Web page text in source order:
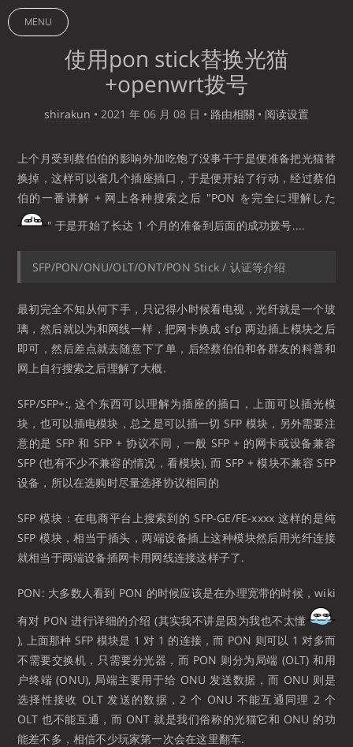
MENU
使用pon stick替换光猫
+openwrt拨号
shirakun • 2021 年 06 月 08 日 • 路由相關 • 阅读设置
上个月受到蔡伯伯的影响外加吃饱了没事干于是便准备把光猫替
换掉，这样可以省几个插座插口，于是便开始了行动，经过蔡伯
伯的一番讲解 + 网上各种搜索之后 "PON を完全に理解した
" 于是开始了长达 1 个月的准备到后面的成功拨号....
SFP/PON/ONU/OLT/ONT/PON Stick / 认证等介绍
最初完全不知从何下手，只记得小时候看电视，光纤就是一个玻
璃，然后就以为和网线一样，把网卡换成 sfp 两边插上模块之后
即可，然后差点就去随意下了单，后经蔡伯伯和各群友的科普和
网上自行搜索之后理解了大概.
SFP/SFP+:, 这个东西可以理解为插座的插口，上面可以插光模
块，也可以插电模块，总之是可以插一切 SFP 模块，另外需要注
意的是 SFP 和 SFP + 协议不同，一般 SFP + 的网卡或设备兼容
SFP (也有不少不兼容的情况，看模块), 而 SFP + 模块不兼容 SFP
设备，所以在选购时尽量选择协议相同的
SFP 模块：在电商平台上搜索到的 SFP-GE/FE-xxxx 这样的是纯
SFP 模块，相当于插头，两端设备插上这种模块然后用光纤连接
就相当于两端设备插网卡用网线连接这样子了.
PON: 大多数人看到 PON 的时候应该是在办理宽带的时候，wiki
有对 PON 进行详细的介绍 (其实我不讲是因为我也不太懂
), 上面那种 SFP 模块是 1 对 1 的连接，而 PON 则可以 1 对多而
不需要交换机，只需要分光器，而 PON 则分为局端 (OLT) 和用
户终端 (ONU), 局端主要用于给 ONU 发送数据，而 ONU 则是
选择性接收 OLT 发送的数据，2 个 ONU 不能互通同理 2 个
OLT 也不能互通，而 ONT 就是我们俗称的光猫它和 ONU 的功
能差不多，相信不少玩家第一次会在这里翻车.